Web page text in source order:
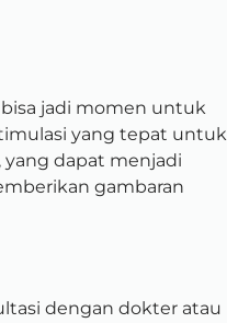
jadi momen untuk
yang tepat untuk
dapat menjadi
gambaran
dengan dokter atau